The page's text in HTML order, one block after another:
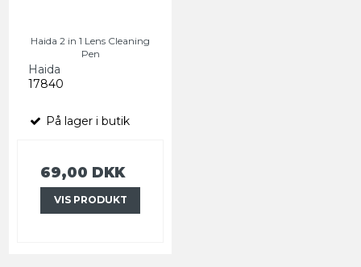
Haida 2 in 1 Lens Cleaning
Pen
Haida
17840
På lager i butik
69,00 DKK
VIS PRODUKT